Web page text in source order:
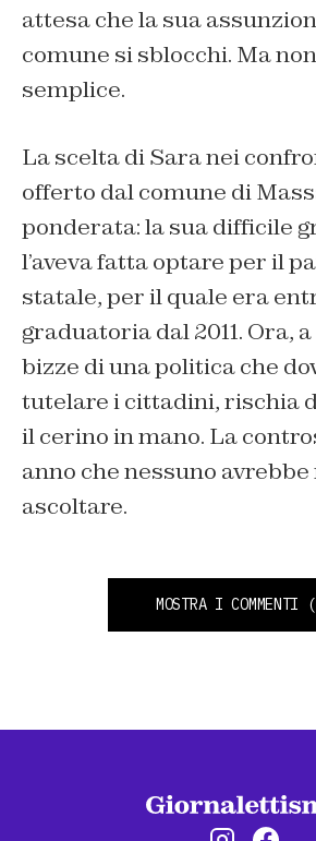
attesa che la sua
comune si sblocchi. Ma
semplice.
La scelta di Sara nei
offerto dal comune di
ponderata: la sua difficile
l’aveva fatta optare per il
statale, per il quale era
graduatoria dal 2011. Ora,
bizze di una politica che
tutelare i cittadini, rischia
il cerino in mano. La
anno che nessuno
ascoltare.
MOSTRA I COMMENTI